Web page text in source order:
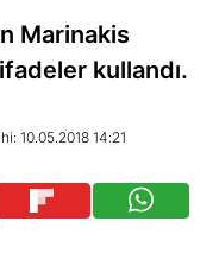
Marinakis
kullandı.
10.05.2018 14:21